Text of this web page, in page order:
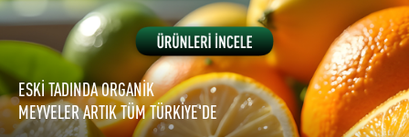
ESKİ TADINDA ORGANİK
MEYVELER ARTIK TÜM TÜRKİYE'DE